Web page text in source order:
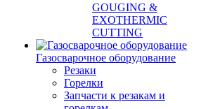
GOUGING &
EXOTHERMIC
CUTTING
Газосварочное оборудование
Резаки
Горелки
Запчасти к резакам и